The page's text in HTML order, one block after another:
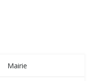
Mairie